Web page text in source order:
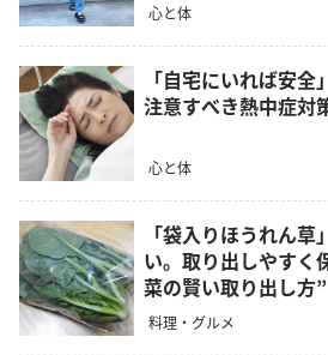
心と体
「自宅にいれば安
注意すべき熱中症対
心と体
「袋入りほうれん
い。取り出しやすく
菜の賢い取り出し方”
料理・グルメ